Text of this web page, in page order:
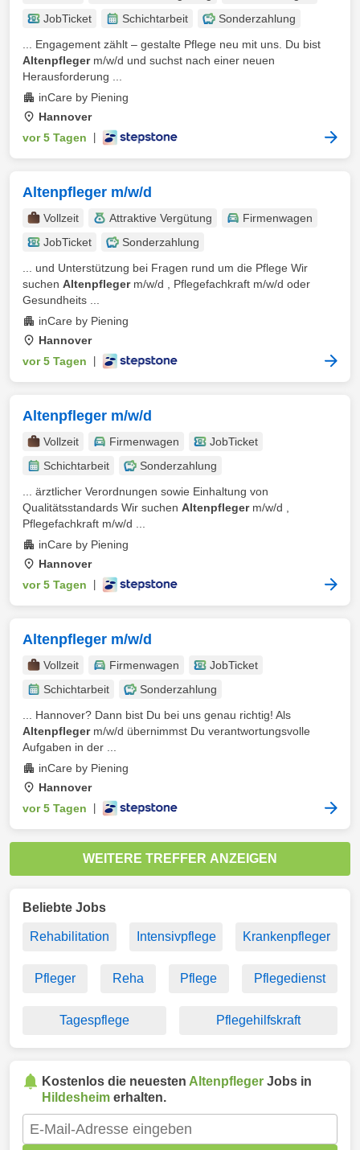
JobTicket
Schichtarbeit
Sonderzahlung
... Engagement zählt – gestalte Pflege neu mit uns. Du bist
Altenpflegerm/w/d und suchst nach einer neuen
Herausforderung ...
inCare by Piening
Hannover
vor 5 Tagen
Altenpfleger m/w/d
Vollzeit Attraktive Vergütung
Firmenwagen
JobTicket
Sonderzahlung
... und Unterstützung bei Fragen rund um die Pflege Wir
suchen Altenpflegerm/w/d , Pflegefachkraft m/w/d oder
Gesundheits ...
inCare by Piening
Hannover
vor 5 Tagen
Altenpfleger m/w/d
Vollzeit Firmenwagen
JobTicket
Schichtarbeit
Sonderzahlung
... ärztlicher Verordnungen sowie Einhaltung von
Qualitätsstandards Wir suchen Altenpflegerm/w/d ,
Pflegefachkraft m/w/d ...
inCare by Piening
Hannover
vor 5 Tagen
Altenpfleger m/w/d
Vollzeit Firmenwagen
JobTicket
Schichtarbeit
Sonderzahlung
... Hannover? Dann bist Du bei uns genau richtig! Als
Altenpflegerm/w/d übernimmst Du verantwortungsvolle
Aufgaben in der ...
inCare by Piening
Hannover
vor 5 Tagen
WEITERE TREFFER ANZEIGEN
Beliebte Jobs
Rehabilitation Intensivpflege Krankenpfleger
Pfleger Reha Pflege Pflegedienst
Tagespflege Pflegehilfskraft
Kostenlos die neuesten Altenpfleger Jobs in
Hildesheim erhalten.